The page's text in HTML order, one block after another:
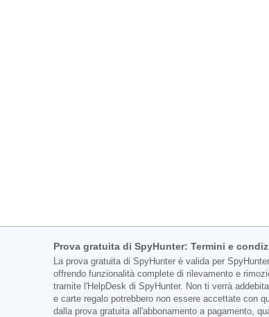
Prova gratuita di SpyHunter: Termini e
La prova gratuita di SpyHunter è valida per
offrendo funzionalità complete di rilevamento e
tramite l'HelpDesk di SpyHunter. Non ti verrà
e carte regalo potrebbero non essere accettate con
dalla prova gratuita all'abbonamento a pagamento,